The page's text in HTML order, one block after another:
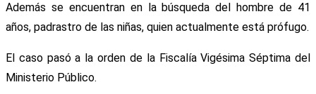
Además se encuentran en la búsqueda del hombre de 41
años, padrastro de las niñas, quien actualmente está prófugo.
El caso pasó a la orden de la Fiscalía Vigésima Séptima del
Ministerio Público.